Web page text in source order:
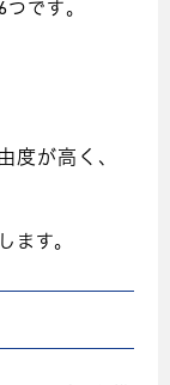
です。
度が高く、
ます。